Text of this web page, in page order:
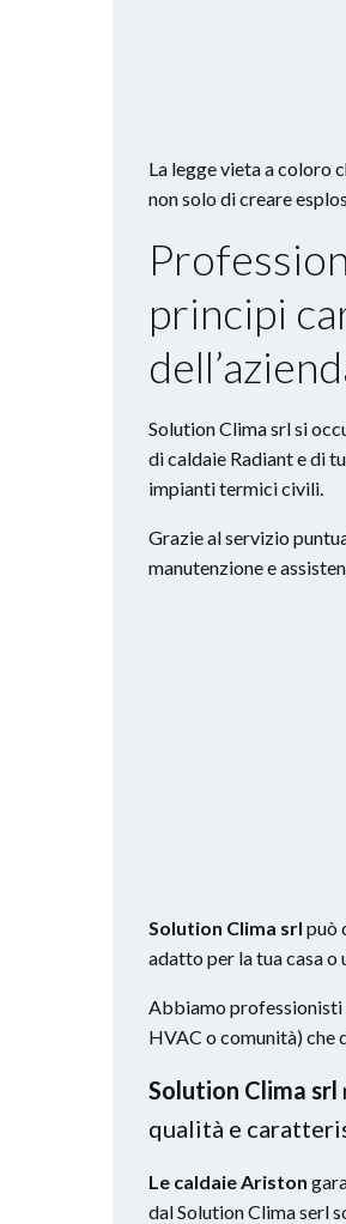
La legge vieta a coloro
non solo di creare
principi
Solution Clima srl si
di caldaie Radiant e di
impianti termici civili.
Grazie al servizio
manutenzione e
Solution Clima srl può
adatto per la tua casa o
Abbiamo professionisti
HVAC o comunità) che
Solution Clima srl
qualità e
Le caldaie Ariston
dal Solution Clima serl